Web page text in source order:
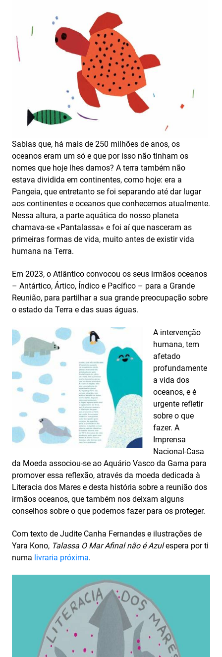
Sabias que, há mais de 250 milhões de anos, os
oceanos eram um só e que por isso não tinham os
nomes que hoje lhes damos? A terra também não
estava dividida em continentes, como hoje: era a
Pangeia, que entretanto se foi separando até dar lugar
aos continentes e oceanos que conhecemos atualmente.
Nessa altura, a parte aquática do nosso planeta
chamava-se «Pantalassa» e foi aí que nasceram as
primeiras formas de vida, muito antes de existir vida
humana na Terra.
Em 2023, o Atlântico convocou os seus irmãos oceanos
– Antártico, Ártico, Índico e Pacífico – para a Grande
Reunião, para partilhar a sua grande preocupação sobre
o estado da Terra e das suas águas.
A intervenção
humana, tem
afetado
profundamente
a vida dos
oceanos, e é
urgente refletir
sobre o que
fazer. A
Imprensa
Nacional-Casa
da Moeda associou-se ao Aquário Vasco da Gama para
promover essa reflexão, através da moeda dedicada à
Literacia dos Mares e desta história sobre a reunião dos
irmãos oceanos, que também nos deixam alguns
conselhos sobre o que podemos fazer para os proteger.
Com texto de Judite Canha Fernandes e ilustrações de
Yara Kono, Talassa O Mar Afinal não é Azulespera por ti
numa livraria próxima.